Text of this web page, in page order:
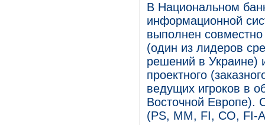
В Национальном
информационной
выполнен
(один из лидеров
решений в Украине)
проектного
ведущих игроков в
Восточной Европе).
(PS, MM, FI, CO, FI-